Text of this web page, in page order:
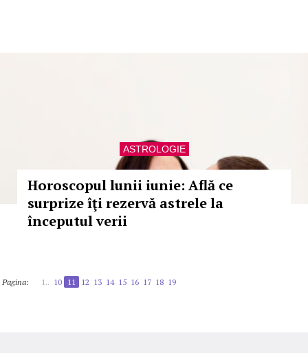
ASTROLOGIE
Horoscopul lunii iunie: Află ce
surprize îţi rezervă astrele la
începutul verii
Pagina: 1.. 10 11 12 13 14 15 16 17 18 19